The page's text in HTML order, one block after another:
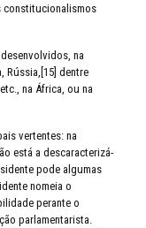
constitucionalismos
na
Rússia,[15] dentre
na África, ou na
vertentes: na
está a descaracterizá-
pode algumas
nomeia o
perante o
parlamentarista.